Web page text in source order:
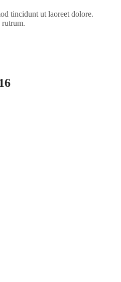
tincidunt ut laoreet dolore.
rutrum.